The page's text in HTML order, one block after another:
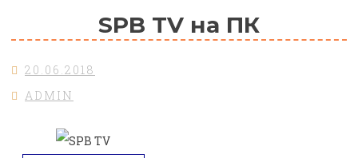
SPB TV на ПК
20.06.2018
ADMIN